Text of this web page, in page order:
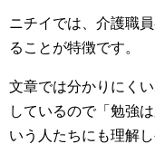
ニチイでは、介護職
ることが特徴です。
文章では分かりにく
しているので「勉強
いう人たちにも理解